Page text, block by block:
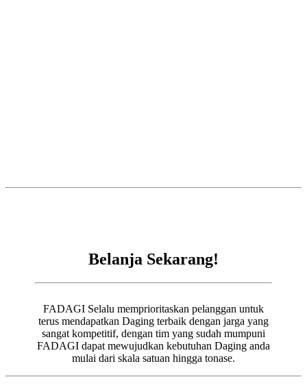
Belanja Sekarang!
FADAGI Selalu memprioritaskan pelanggan untuk
terus mendapatkan Daging terbaik dengan jarga yang
sangat kompetitif, dengan tim yang sudah mumpuni
FADAGI dapat mewujudkan kebutuhan Daging anda
mulai dari skala satuan hingga tonase.